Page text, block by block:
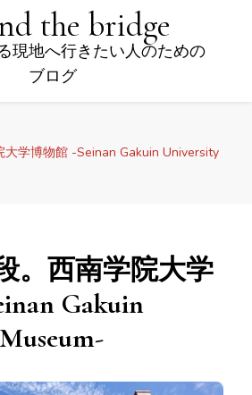
the bridge
現地へ行きたい人のための
ブログ
大学博物館 -Seinan Gakuin University
。西南学院大学
Gakuin